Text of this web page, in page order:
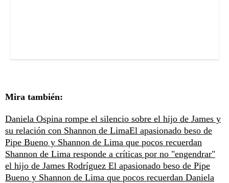
Mira también:
Daniela Ospina rompe el silencio sobre el hijo de James y
su relación con Shannon de LimaEl apasionado beso de
Pipe Bueno y Shannon de Lima que pocos recuerdan
Shannon de Lima responde a críticas por no "engendrar"
el hijo de James Rodríguez El apasionado beso de Pipe
Bueno y Shannon de Lima que pocos recuerdan Daniela